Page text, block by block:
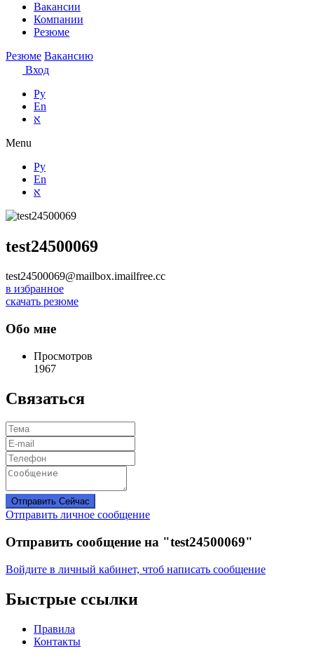
Вакансии
Компании
Резюме
Резюме Вакансию
Вход
Ру
En
א
Menu
Ру
En
א
test24500069
test24500069@mailbox.imailfree.cc
в избранное
скачать резюме
Обо мне
Просмотров
1967
Связаться
Отправить Сейчас
Отправить личное сообщение
Отправить сообщение на "test24500069"
Войдите в личный кабинет, чтоб написать сообщение
Быстрые ссылки
Правила
Контакты